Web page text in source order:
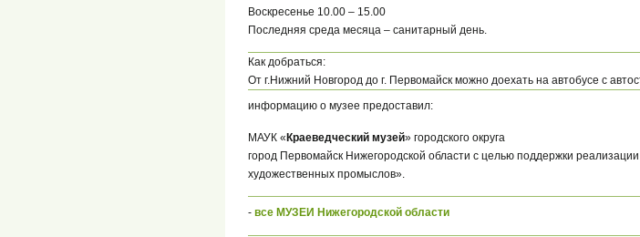
Воскресенье 10.00 – 15.00
Последняя среда месяца – санитарный день.
Как добраться:
От г.Нижний Новгород до г. Первомайск можно доехать на автобусе с
информацию о музее предоставил:
МАУК «Краеведческий музей» городского округа
город Первомайск Нижегородской области c целью поддержки
художественных промыслов».
- все МУЗЕИ Нижегородской области